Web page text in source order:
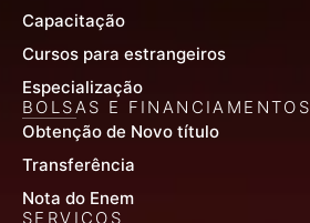
Capacitação
Cursos para estrangeiros
Especialização
BOLSAS E FINANCIAMENTOS
Obtenção de Novo título
Transferência
Nota do Enem
SERVIÇOS